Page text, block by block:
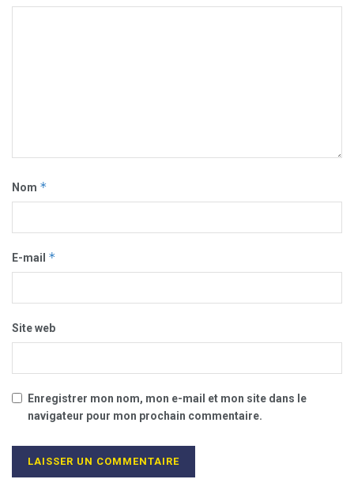
Nom *
E-mail *
Site web
Enregistrer mon nom, mon e-mail et mon site dans le
navigateur pour mon prochain commentaire.